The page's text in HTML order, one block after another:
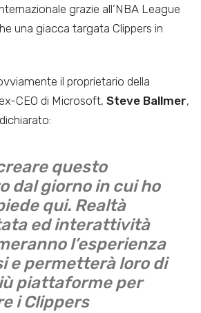
grazie all’NBA League
una giacca targata Clippers in
il proprietario della
CEO di Microsoft, Steve Ballmer,
questo
dal giorno in cui ho
qui. Realtà
ed interattività
l’esperienza
e permetterà loro di
piattaforme per
i Clippers